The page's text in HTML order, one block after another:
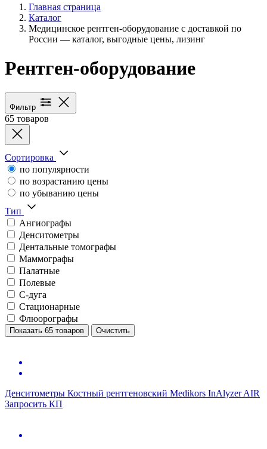
Главная страница
Каталог
Медицинское рентген-оборудование с доставкой по
России — каталог, выгодные цены, лизинг
Рентген-оборудование
Каталог медицинского
Фильтр
65 товаров
Сортировка
по популярности
по возрастанию цены
по убыванию цены
Тип
Ангиографы
Денситометры
Дентальные томографы
Маммографы
Палатные
Полевые
С-дуга
Стационарные
Флюорографы
Показать 65 товаров Очистить
Денситометры Костный рентгеновский Medikors InAlyzer AIR
Запросить КП